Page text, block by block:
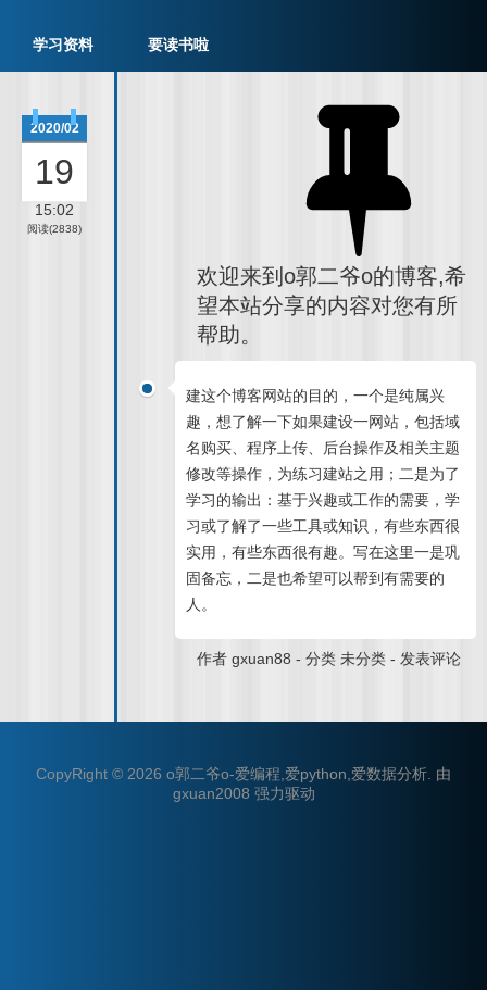
学习资料 要读书啦
欢迎来到o郭二爷o的博客,希
望本站分享的内容对您有所
帮助。
2020/02
19
15:02
阅读(2838)
建这个博客网站的目的，一个是纯属兴
趣，想了解一下如果建设一网站，包括域
名购买、程序上传、后台操作及相关主题
修改等操作，为练习建站之用；二是为了
学习的输出：基于兴趣或工作的需要，学
习或了解了一些工具或知识，有些东西很
实用，有些东西很有趣。写在这里一是巩
固备忘，二是也希望可以帮到有需要的
人。
作者gxuan88 -分类未分类 - 发表评论
CopyRight © 2026 o郭二爷o-爱编程,爱python,爱数据分析 由
gxuan2008 强力驱动